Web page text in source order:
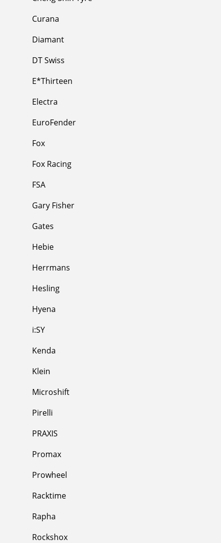
Curana
Diamant
DT Swiss
E*Thirteen
Electra
EuroFender
Fox
Fox Racing
FSA
Gary Fisher
Gates
Hebie
Herrmans
Hesling
Hyena
i:SY
Kenda
Klein
Microshift
Pirelli
PRAXIS
Promax
Prowheel
Racktime
Rapha
Rockshox